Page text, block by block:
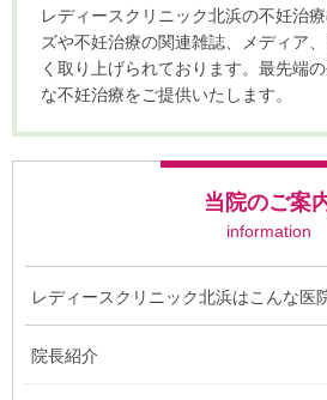
レディースクリニック北浜の不妊治
ズや不妊治療の関連雑誌、メディア
く取り上げられております。最先端
な不妊治療をご提供いたします。
当院のご案
information
レディースクリニック北浜はこんな医
院長紹介